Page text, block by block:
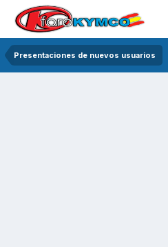
Presentaciones de nuevos usuarios